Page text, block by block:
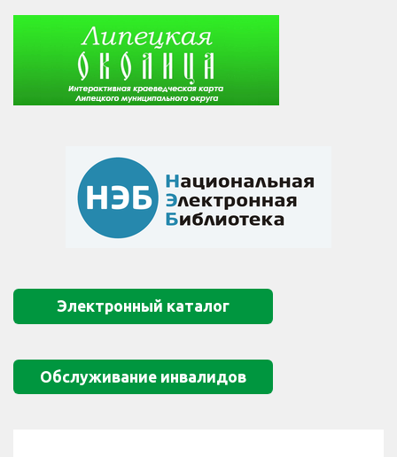
Электронный каталог
Обслуживание инвалидов